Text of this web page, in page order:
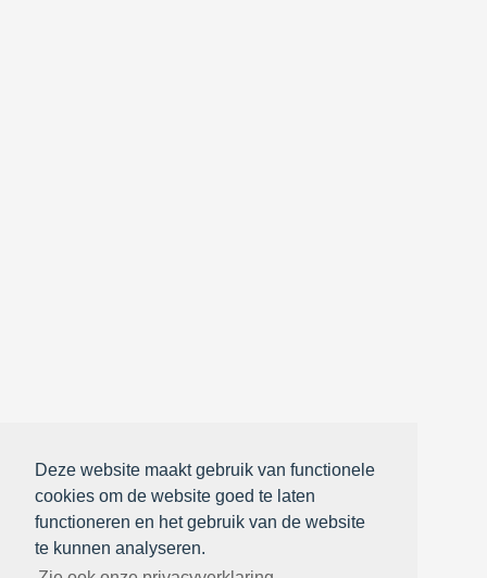
Deze website maakt gebruik van functionele
cookies om de website goed te laten
functioneren en het gebruik van de website
te kunnen analyseren.